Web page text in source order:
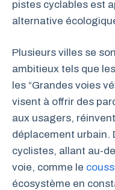
pistes cyclables est
alternative
Plusieurs villes se
ambitieux tels que
les “Grandes voies
visent à offrir des
aux usagers,
déplacement urbain.
cyclistes, allant au-
voie, comme le
écosystème en